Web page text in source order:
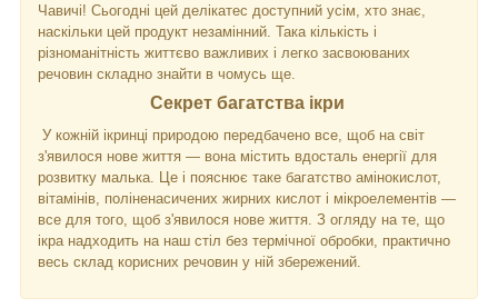
Чавичі! Сьогодні цей делікатес доступний усім, хто знає,
наскільки цей продукт незамінний. Така кількість і
різноманітність життєво важливих і легко засвоюваних
речовин складно знайти в чомусь ще.
Секрет багатства ікри
У кожній ікринці природою передбачено все, щоб на світ
з'явилося нове життя — вона містить вдосталь енергії для
розвитку малька. Це і пояснює таке багатство амінокислот,
вітамінів, поліненасичених жирних кислот і мікроелементів —
все для того, щоб з'явилося нове життя. З огляду на те, що
ікра надходить на наш стіл без термічної обробки, практично
весь склад корисних речовин у ній збережений.